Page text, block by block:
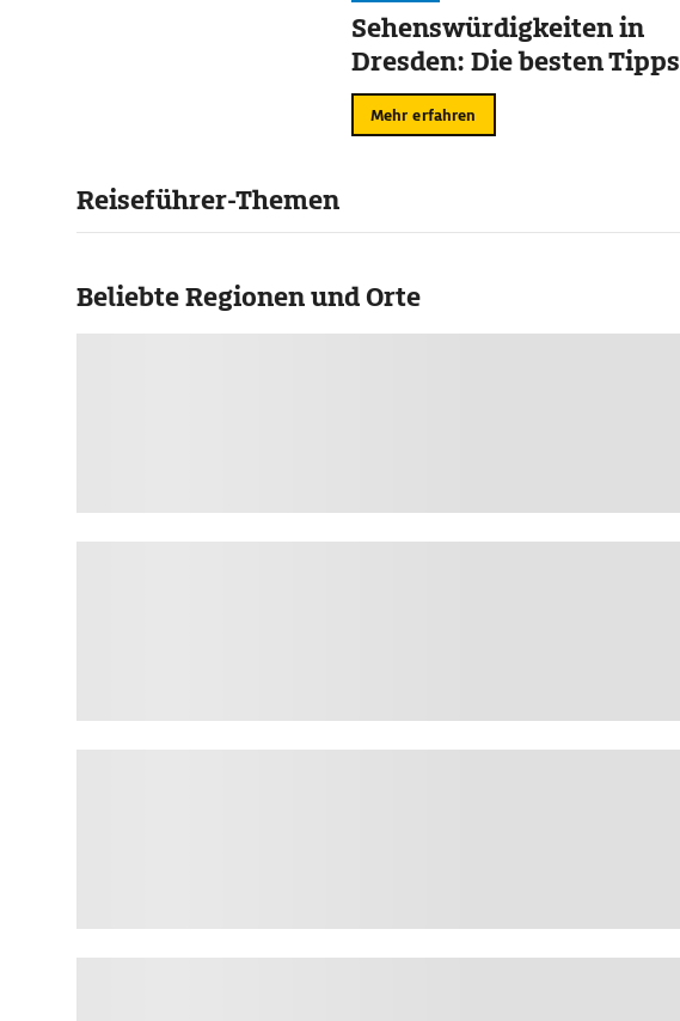
Sehenswürdigkeiten in
Dresden: Die besten Tipps
Mehr erfahren
Reiseführer-Themen
Beliebte Regionen und Orte